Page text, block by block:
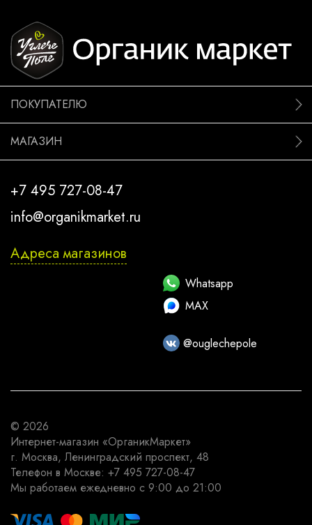
ПОКУПАТЕЛЮ
МАГАЗИН
+7 495 727-08-47
info@organikmarket.ru
Адреса магазинов
Whatsapp
MAX
@ouglechepole
© 2026
Интернет-магазин «ОрганикМаркет»
г. Москва, Ленинградский проспект, 48
Телефон в Москве: +7 495 727-08-47
Мы работаем ежедневно с 9:00 до 21:00